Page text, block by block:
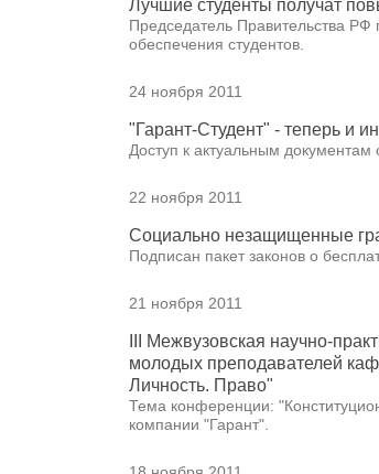
Лучшие студенты получат
Председатель Правительства РФ
обеспечения студентов.
24 ноября 2011
"Гарант-Студент" - теперь и
Доступ к актуальным документам
22 ноября 2011
Социально незащищенные
Подписан пакет законов о
21 ноября 2011
III Межвузовская научно-
молодых преподавателей
Личность. Право"
Тема конференции:
компании "Гарант".